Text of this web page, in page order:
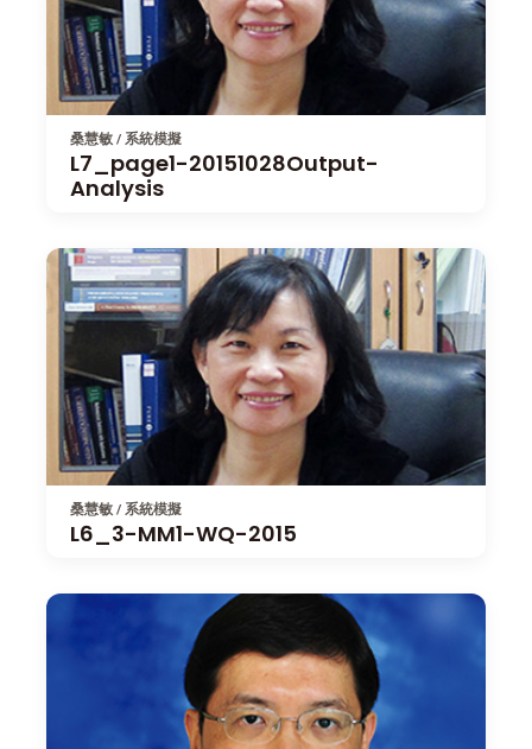
桑慧敏 / 系統模擬
L7_page1-20151028Output-
Analysis
桑慧敏 / 系統模擬
L6_3-MM1-WQ-2015